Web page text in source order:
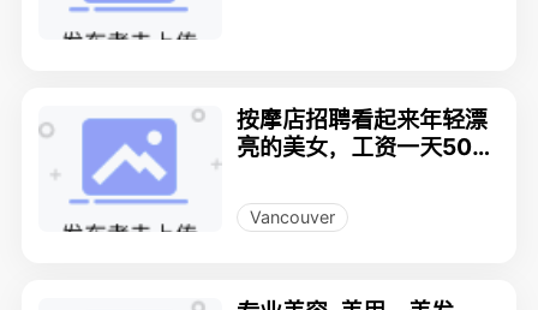
按摩店招聘看起来年轻漂
亮的美女，工资一天500
Vancouver